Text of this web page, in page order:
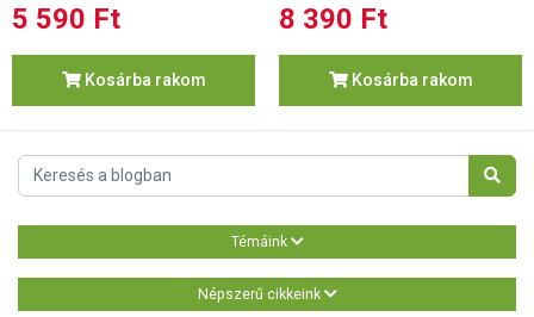
5 590 Ft
Kosárba rakom
8 390 Ft
Kosárba rakom
Témáink
Népszerű cikkeink